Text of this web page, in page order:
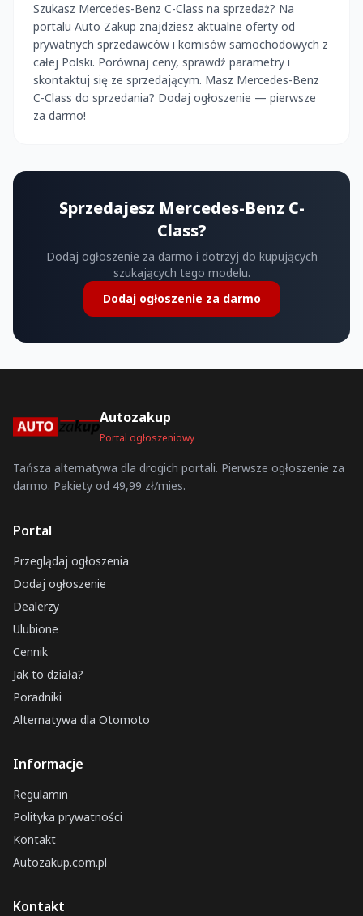
Szukasz Mercedes-Benz C-Class na sprzedaż? Na
portalu Auto Zakup znajdziesz aktualne oferty od
prywatnych sprzedawców i komisów samochodowych z
całej Polski. Porównaj ceny, sprawdź parametry i
skontaktuj się ze sprzedającym. Masz Mercedes-Benz
C-Class do sprzedania? Dodaj ogłoszenie — pierwsze
za darmo!
Sprzedajesz Mercedes-Benz C-
Class?
Dodaj ogłoszenie za darmo i dotrzyj do kupujących
szukających tego modelu.
Dodaj ogłoszenie za darmo
Autozakup
Portal ogłoszeniowy
Tańsza alternatywa dla drogich portali. Pierwsze ogłoszenie za
darmo. Pakiety od 49,99 zł/mies.
Portal
Przeglądaj ogłoszenia
Dodaj ogłoszenie
Dealerzy
Ulubione
Cennik
Jak to działa?
Poradniki
Alternatywa dla Otomoto
Informacje
Regulamin
Polityka prywatności
Kontakt
Autozakup.com.pl
Kontakt